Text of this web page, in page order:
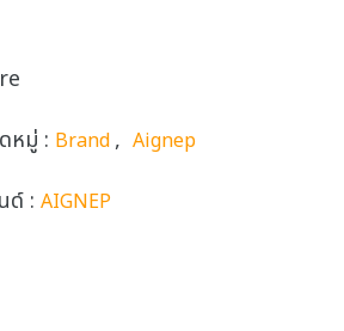
หมู่ : Brand, Aignep
ด์ : AIGNEP